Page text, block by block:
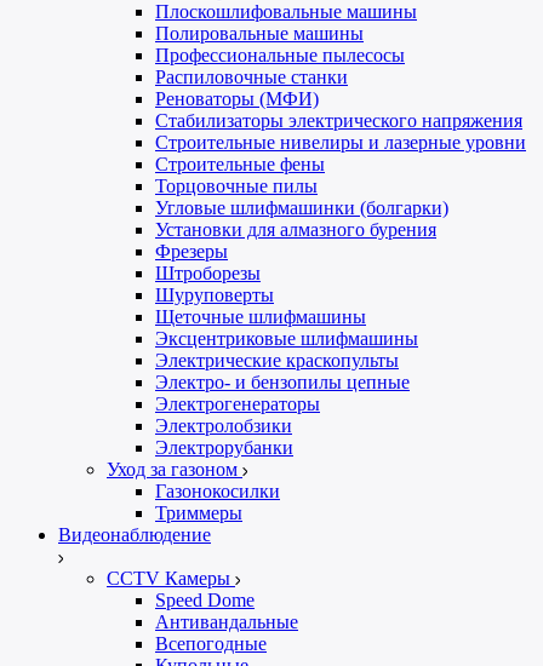
Плоскошлифовальные машины
Полировальные машины
Профессиональные пылесосы
Распиловочные станки
Реноваторы (МФИ)
Стабилизаторы электрического напряжения
Строительные нивелиры и лазерные уровни
Строительные фены
Торцовочные пилы
Угловые шлифмашинки (болгарки)
Установки для алмазного бурения
Фрезеры
Штроборезы
Шуруповерты
Щеточные шлифмашины
Эксцентриковые шлифмашины
Электрические краскопульты
Электро- и бензопилы цепные
Электрогенераторы
Электролобзики
Электрорубанки
Уход за газоном
Газонокосилки
Триммеры
Видеонаблюдение
CCTV Камеры
Speed Dome
Антивандальные
Всепогодные